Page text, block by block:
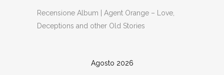
Recensione Album | Agent Orange – Love,
Deceptions and other Old Stories
Agosto 2026